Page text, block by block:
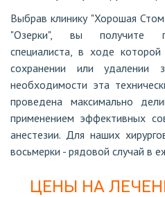
Выбрав клинику "Хорошая
"Озерки", вы получите
специалиста, в ходе
сохранении или удалении
необходимости эта
проведена максимально
применением эффективных
анестезии. Для наших
восьмерки - рядовой случай в
ЦЕНЫ НА